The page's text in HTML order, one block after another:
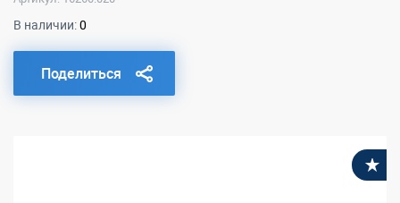
В наличии:0
Поделиться